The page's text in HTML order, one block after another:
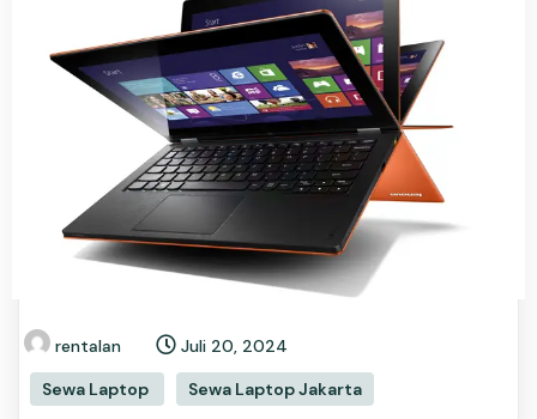
rentalan
Juli 20, 2024
Sewa Laptop
Sewa Laptop Jakarta